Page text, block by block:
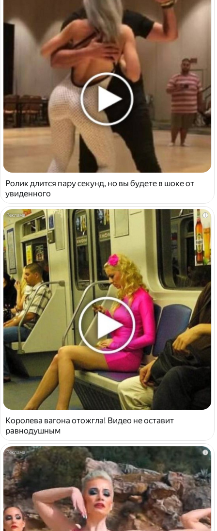
Ролик длится пару секунд, но вы будете в шоке от
увиденного
i
Королева вагона отожгла! Видео не оставит
равнодушным
i